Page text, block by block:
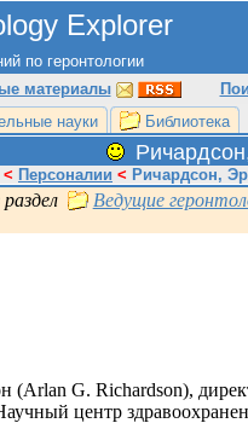
Explorer
по геронтологии
материалы
науки Библиотека
< Персоналии < Ричардсон,
Ведущие
(Arlan G. Richardson),
центр